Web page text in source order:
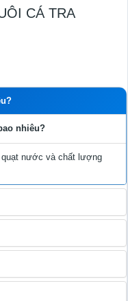
CÁ TRA
nhiêu?
quạt nước và chất lượng